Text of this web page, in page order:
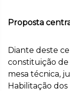
Proposta
Diante deste
constituição
mesa técnica,
Habilitação